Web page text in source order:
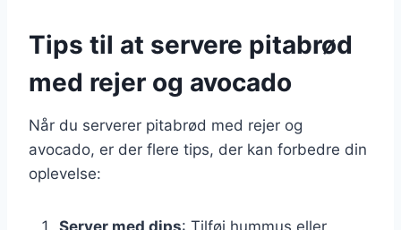
Tips til at servere pitabrød
med rejer og avocado
Når du serverer pitabrød med rejer og
avocado, er der flere tips, der kan forbedre din
oplevelse:
Server med dips: Tilføj hummus eller